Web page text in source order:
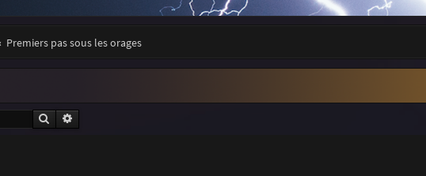
Premiers pas sous les orages
Rechercher